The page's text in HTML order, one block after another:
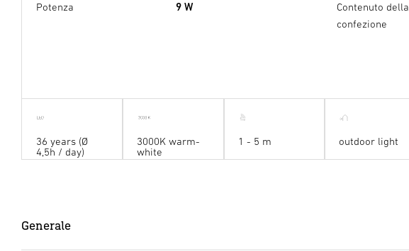
Potenza
9 W
Contenuto della
confezione
36 years (Ø
4,5h / day)
3000K warm-
white
1 - 5 m outdoor light
Generale